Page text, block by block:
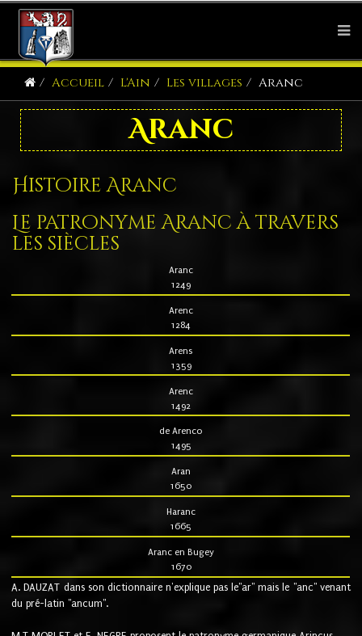
Accueil L'Ain Les villages Aranc
Aranc
Histoire Aranc
Le patronyme Aranc à travers
les siècles
Aranc
1249
Arenc
1284
Arens
1359
Arenc
1492
de Arenco
1495
Aran
1650
Haranc
1665
Aranc en Bugey
1670
A. DAUZAT dans son dictionnaire n'explique pas le"ar" mais le "anc" venant
du pré-latin "ancum".